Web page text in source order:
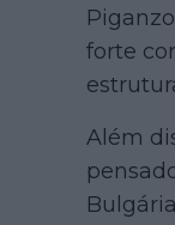
forte
Além